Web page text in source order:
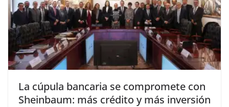
La cúpula bancaria se compromete con
Sheinbaum: más crédito y más inversión